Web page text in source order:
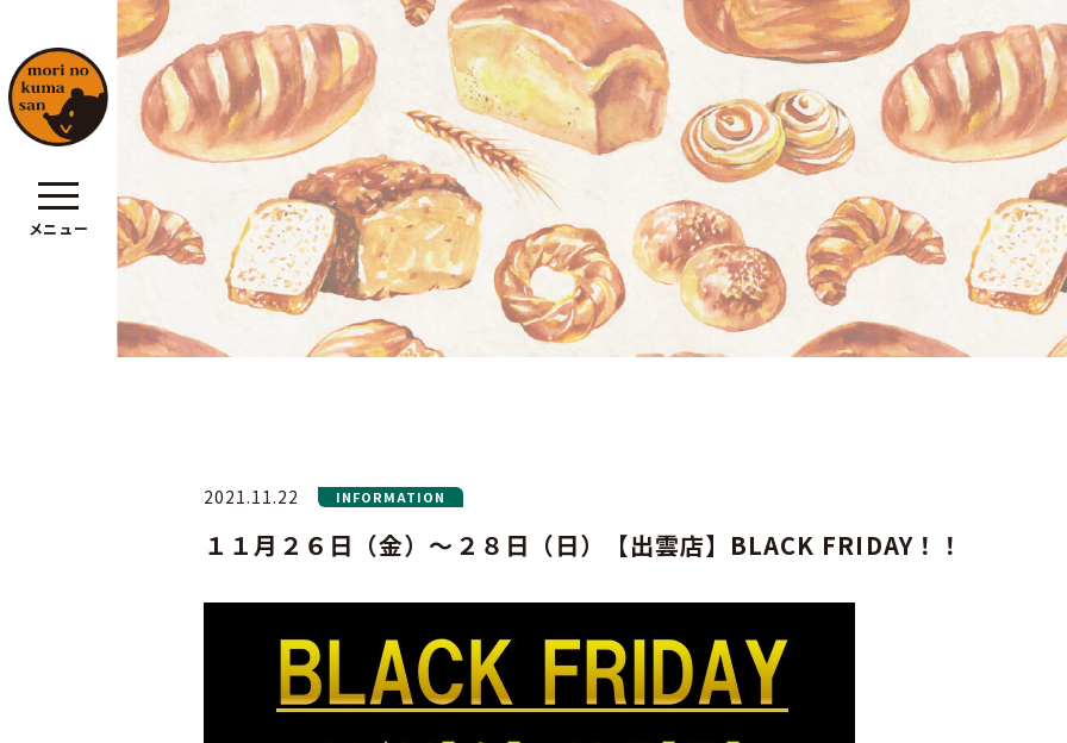
メニュー
2021.11.22 INFORMATION
１１月２６日（金）～２８日（日）【出雲店】BLACK FRIDAY！！